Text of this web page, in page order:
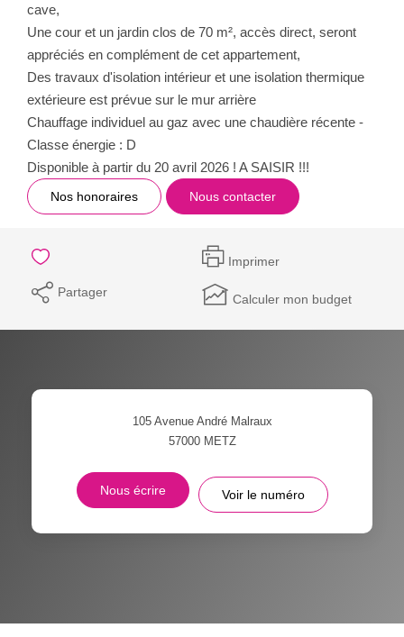
cave,
Une cour et un jardin clos de 70 m², accès direct, seront
appréciés en complément de cet appartement,
Des travaux d'isolation intérieur et une isolation thermique
extérieure est prévue sur le mur arrière
Chauffage individuel au gaz avec une chaudière récente -
Classe énergie : D
Disponible à partir du 20 avril 2026 ! A SAISIR !!!
Nos honoraires Nous contacter
Imprimer
Partager Calculer mon budget
105 Avenue André Malraux
57000 METZ
Nous écrire Voir le numéro